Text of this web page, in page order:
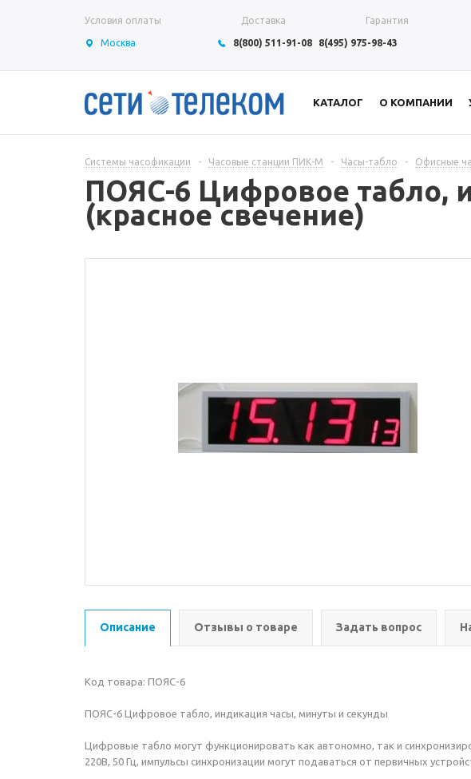
Условия оплаты Доставка Гарантия
Москва 8(800) 511-91-08 8(495) 975-98-43
КАТАЛОГ О КОМПАНИИ
Системы часофикации - Часовые станции ПИК-М - Часы-табло - Офисные
ПОЯС-6 Цифровое табло,
(красное свечение)
Описание Отзывы о товаре Задать вопрос
Код товара: ПОЯС-6
ПОЯС-6 Цифровое табло, индикация часы, минуты и секунды
Цифровые табло могут функционировать как автономно, так и
220В, 50 Гц, импульсы синхронизации могут подаваться от первичных